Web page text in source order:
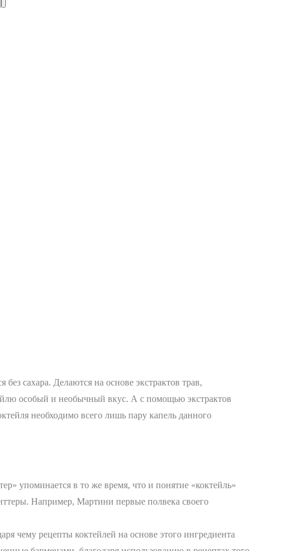
сахара. Делаются на основе экстрактов трав,
особый и необычный вкус. А с помощью экстрактов
необходимо всего лишь пару капель данного
упоминается в то же время, что и понятие «коктейль»
Например, Мартини первые полвека своего
чему рецепты коктейлей на основе этого ингредиента